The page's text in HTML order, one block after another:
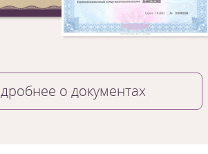
о документах